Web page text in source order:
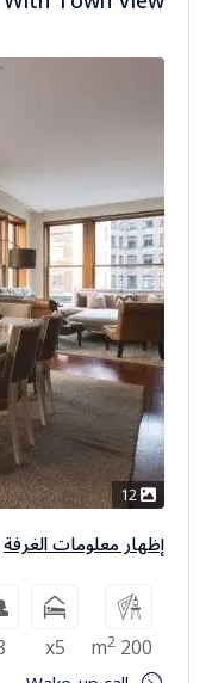
إظهار معلومات الغرفة
200 m
2
x5